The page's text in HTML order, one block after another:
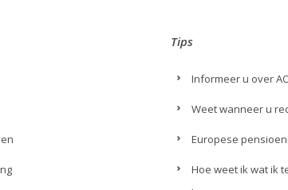
Tips
Informeer u over
Weet wanneer u
Europese
Hoe weet ik wat ik